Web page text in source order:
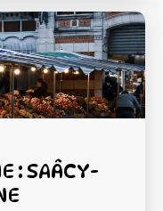
: SAÂCY-